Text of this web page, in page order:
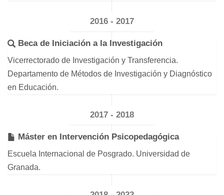
2016 - 2017
Beca de Iniciación a la Investigación
Vicerrectorado de Investigación y Transferencia.
Departamento de Métodos de Investigación y Diagnóstico
en Educación.
2017 - 2018
Máster en Intervención Psicopedagógica
Escuela Internacional de Posgrado. Universidad de
Granada.